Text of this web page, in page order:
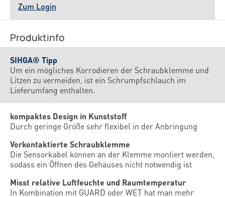
Zum Login
Produktinfo
SIHGA® Tipp
Um ein mögliches Korrodieren der Schraubklemme und
Litzen zu vermeiden, ist ein Schrumpfschlauch im
Lieferumfang enthalten.
kompaktes Design in Kunststoff
Durch geringe Größe sehr flexibel in der Anbringung
Vorkontaktierte Schraubklemme
Die Sensorkabel können an der Klemme montiert werden,
sodass ein Öffnen des Gehäuses nicht notwendig ist
Misst relative Luftfeuchte und Raumtemperatur
In Kombination mit GUARD oder WET hat man mehr